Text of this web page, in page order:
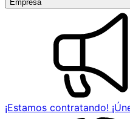
Empresa
¡Estamos contratando!